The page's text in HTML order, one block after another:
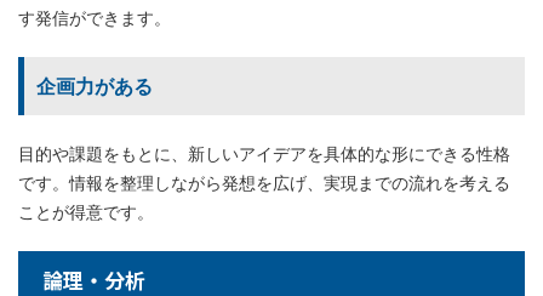
す発信ができます。
企画力がある
目的や課題をもとに、新しいアイデアを具体的な形にできる性格
です。情報を整理しながら発想を広げ、実現までの流れを考える
ことが得意です。
論理・分析